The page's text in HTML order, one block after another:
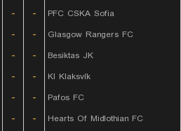
- -
PFC CSKA Sofia
- -
Glasgow Rangers FC
- -
Besiktas JK
- -
KI Klaksvík
- -
Pafos FC
- -
Hearts Of Midlothian FC